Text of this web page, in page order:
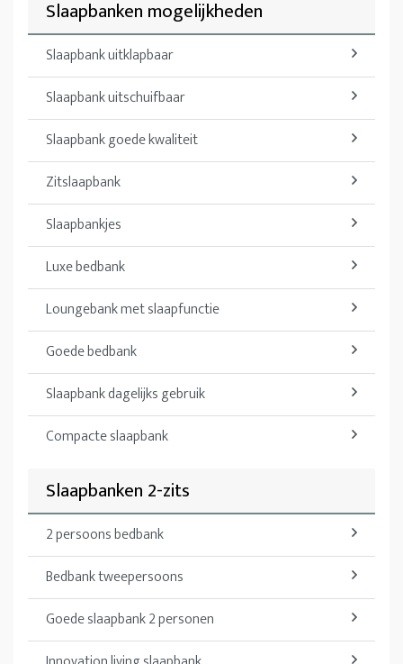
Slaapbanken mogelijkheden
Slaapbank uitklapbaar
Slaapbank uitschuifbaar
Slaapbank goede kwaliteit
Zitslaapbank
Slaapbankjes
Luxe bedbank
Loungebank met slaapfunctie
Goede bedbank
Slaapbank dagelijks gebruik
Compacte slaapbank
Slaapbanken 2-zits
2 persoons bedbank
Bedbank tweepersoons
Goede slaapbank 2 personen